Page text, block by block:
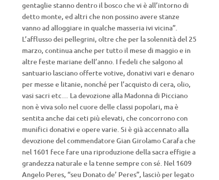
gentaglie stanno dentro il bosco che vi è all’intorno di
detto monte, ed altri che non possino avere stanze
vanno ad alloggiare in qualche masseria ivi vicina”.
L’afflusso dei pellegrini, oltre che per la solennità del 25
marzo, continua anche per tutto il mese di maggio e in
altre feste mariane dell’anno. I fedeli che salgono al
santuario lasciano offerte votive, donativi vari e denaro
per messe e litanie, nonché per l’acquisto di cera, olio,
vasi sacri etc… La devozione alla Madonna di Picciano
non è viva solo nel cuore delle classi popolari, ma è
sentita anche dai ceti più elevati, che concorrono con
munifici donativi e opere varie. Si è già accennato alla
devozione del commendatore Gian Girolamo Carafa che
nel 1601 fece fare una riproduzione della sacra effigie a
grandezza naturale e la tenne sempre con sé. Nel 1609
Angelo Peres, “seu Donato de’ Peres”, lasciò per legato